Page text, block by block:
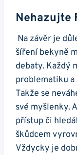
Nehazujte
Na závěr je
šíření bekyně
debaty. Každý
problematiku
Takže se
své myšlenky.
přístup či
škůdcem‍
Vždycky je